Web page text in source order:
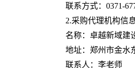
联系方式： 0371-
2.采购代理机构信
名称： 卓越新域建
地址： 郑州市金水
联系人：李老师